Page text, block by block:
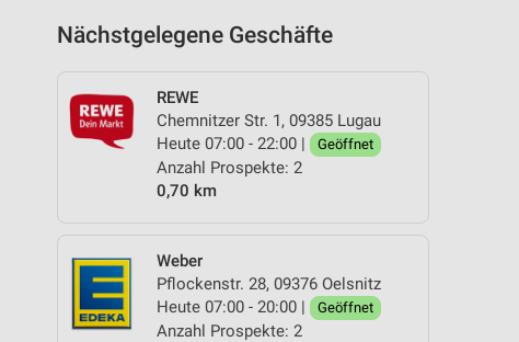
Nächstgelegene Geschäfte
REWE
Chemnitzer Str. 1, 09385 Lugau
Heute 07:00 - 22:00 |
Geöffnet
Anzahl Prospekte: 2
0,70 km
Weber
Pflockenstr. 28, 09376 Oelsnitz
Heute 07:00 - 20:00 |
Geöffnet
Anzahl Prospekte: 2